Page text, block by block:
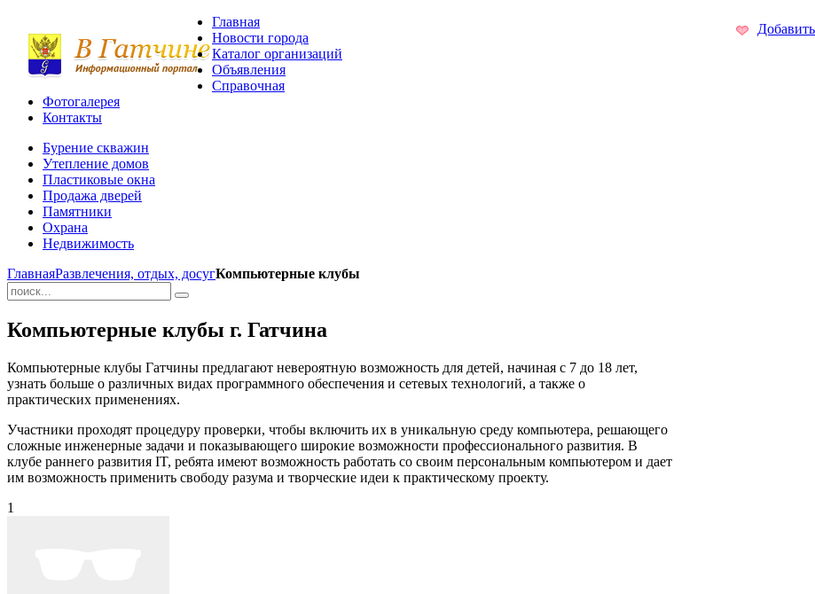
Главная
Новости города
Каталог организаций
Объявления
Справочная
Фотогалерея
Контакты
Бурение скважин
Утепление домов
Пластиковые окна
Продажа дверей
Памятники
Охрана
Недвижимость
ГлавнаяРазвлечения, отдых, досугКомпьютерные клубы
Компьютерные клубы г. Гатчина
Компьютерные клубы Гатчины предлагают невероятную возможность для детей, начиная с 7 до 18 лет,
узнать больше о различных видах программного обеспечения и сетевых технологий, а также о
практических применениях.
Участники проходят процедуру проверки, чтобы включить их в уникальную среду компьютера, решающего
сложные инженерные задачи и показывающего широкие возможности профессионального развития. В
клубе раннего развития IT, ребята имеют возможность работать со своим персональным компьютером и дает
им возможность применить свободу разума и творческие идеи к практическому проекту.
1